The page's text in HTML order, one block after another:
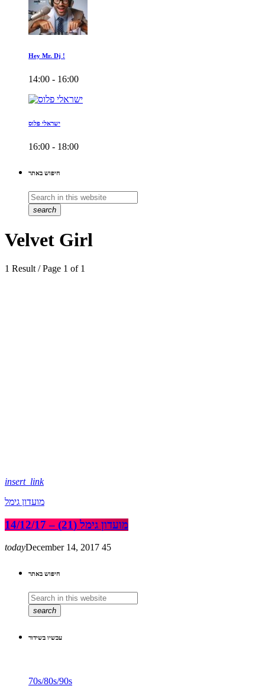
Hey Mr. Dj !
14:00 - 16:00
ישראלי פלוס
16:00 - 18:00
חיפוש באתר
search
Velvet Girl
1 Result / Page 1 of 1
insert_link
מועדון גימל
מועדון גימל (21) – 14/12/17
todayDecember 14, 2017 45
חיפוש באתר
search
עכשיו בשידור
70s/80s/90s